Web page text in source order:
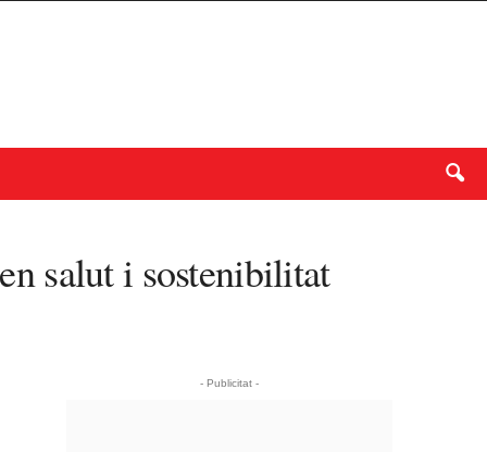
salut i sostenibilitat
- Publicitat -